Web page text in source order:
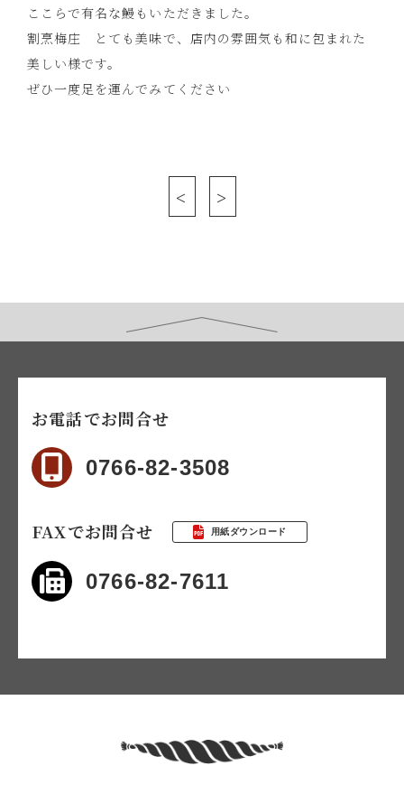
ここらで有名な鰻もいただきました。
割烹梅庄 とても美味で、店内の雰囲気も和に包まれた
美しい様です。
ぜひ一度足を運んでみてください
< >
お電話でお問合せ
0766-82-3508
FAXでお問合せ 用紙ダウンロード
0766-82-7611